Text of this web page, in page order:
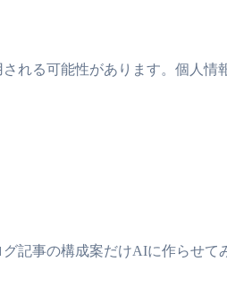
れる可能性があります。個人情
記事の構成案だけAIに作らせて